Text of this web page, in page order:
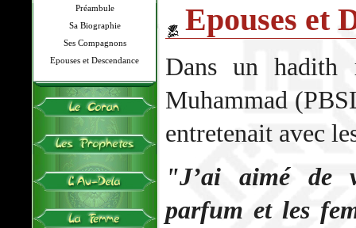
Préambule
Sa Biographie
Ses Compagnons
Epouses et Descendance
Epouses et
Dans un hadith
Muhammad
entretenait avec
"J’ai aimé de
parfum et les